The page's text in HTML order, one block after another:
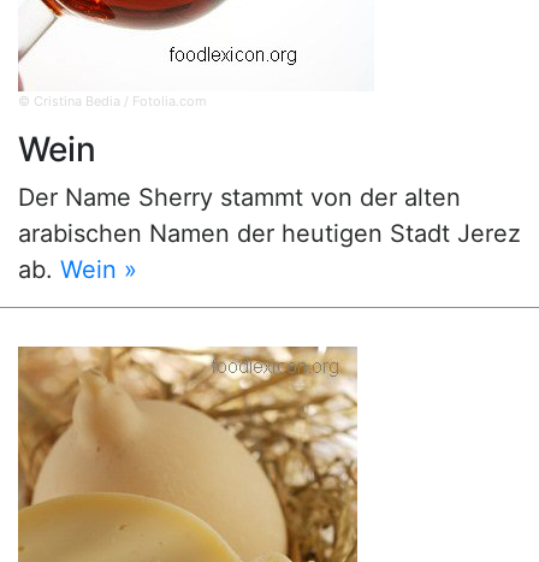
© Cristina Bedia / Fotolia.com
Wein
Der Name Sherry stammt von der alten
arabischen Namen der heutigen Stadt Jerez
ab. Wein »